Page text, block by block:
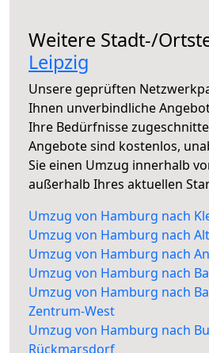
Weitere Stadt-/
Leipzig
Unsere geprüften
Ihnen unverbindliche
Ihre Bedürfnisse
Angebote sind kostenlos,
Sie einen Umzug innerhalb
außerhalb Ihres aktuellen
Umzug von Hamburg nach
Umzug von Hamburg nach
Umzug von Hamburg nach
Umzug von Hamburg nach
Umzug von Hamburg nach
Zentrum-West
Umzug von Hamburg nach
Rückmarsdorf